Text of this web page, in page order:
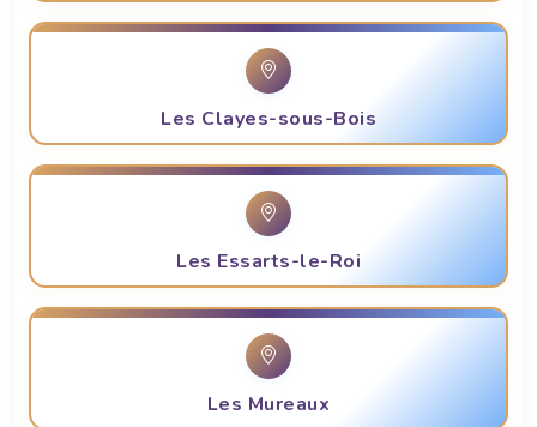
Les Clayes-sous-Bois
Les Essarts-le-Roi
Les Mureaux